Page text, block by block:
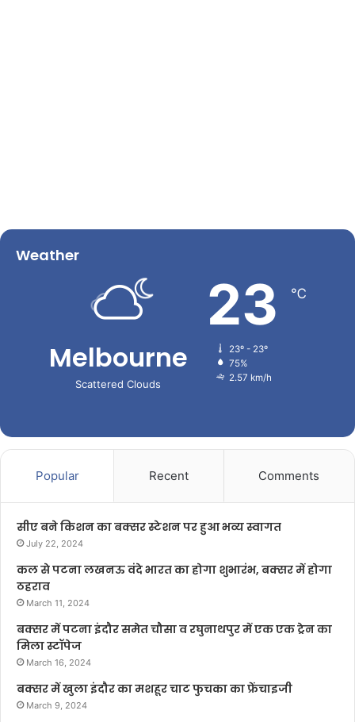
Weather
Melbourne
Scattered Clouds
23 ℃
23º - 23º
75%
2.57 km/h
Popular Recent Comments
सीए बने किशन का बक्सर स्टेशन पर हुआ भव्य स्वागत
July 22, 2024
कल से पटना लखनऊ वंदे भारत का होगा शुभारंभ, बक्सर में होगा
ठहराव
March 11, 2024
बक्सर में पटना इंदौर समेत चौसा व रघुनाथपुर में एक एक ट्रेन का
मिला स्टॉपेज
March 16, 2024
बक्सर में खुला इंदौर का मशहूर चाट फुचका का फ्रेंचाइजी
March 9, 2024